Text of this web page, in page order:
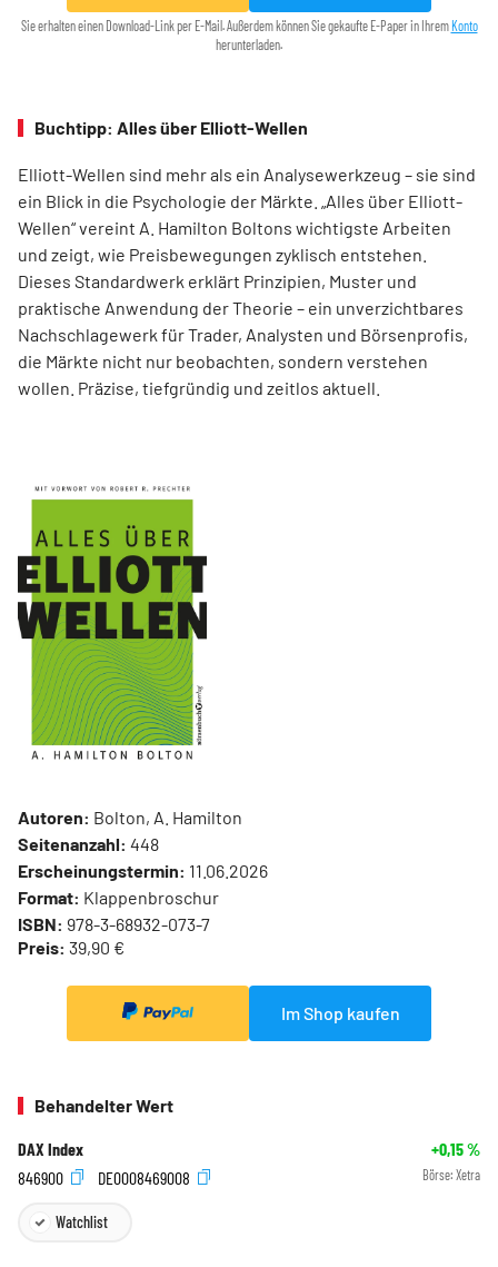
Sie erhalten einen Download-Link per E-Mail. Außerdem können Sie gekaufte E-Paper in Ihrem Konto
herunterladen.
Buchtipp: Alles über Elliott-Wellen
Elliott-Wellen sind mehr als ein Analysewerkzeug – sie sind
ein Blick in die Psychologie der Märkte. „Alles über Elliott-
Wellen“ vereint A. Hamilton Boltons wichtigste Arbeiten
und zeigt, wie Preisbewegungen zyklisch entstehen.
Dieses Standardwerk erklärt Prinzipien, Muster und
praktische Anwendung der Theorie – ein unverzichtbares
Nachschlagewerk für Trader, Analysten und Börsenprofis,
die Märkte nicht nur beobachten, sondern verstehen
wollen. Präzise, tiefgründig und zeitlos aktuell.
Autoren: Bolton, A. Hamilton
Seitenanzahl: 448
Erscheinungstermin: 11.06.2026
Format: Klappenbroschur
ISBN: 978-3-68932-073-7
Preis: 39,90 €
Im Shop kaufen
Behandelter Wert
DAX Index +0,15%
846900
DE0008469008 Börse: Xetra
Watchlist